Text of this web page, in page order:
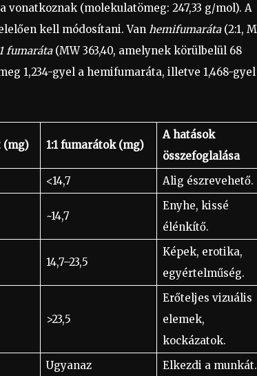
vonatkoznak (molekulatömeg: 247,33 g/mol). A
kell módosítani. Van hemifumaráta(2:1,
fumaráta(MW 363,40, amelynek körülbelül 68
1,234-gyel a hemifumaráta, illetve 1,468-
(mg) 1:1 fumarátok (mg)
A hatások
összefoglalása
<14,7 Alig észrevehető.
~14,7
Enyhe, kissé
élénkítő.
14,7–23,5
Képek, erotika,
egyértelműség.
>23,5
Erőteljes vizuális
elemek,
kockázatok.
Ugyanaz
Elkezdi a munkát.